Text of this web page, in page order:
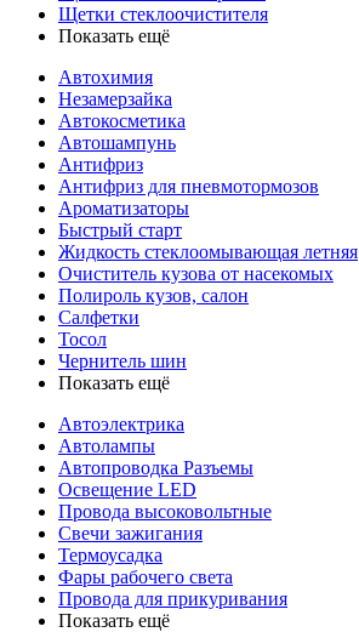
Щетки стеклоочистителя
Показать ещё
Автохимия
Незамерзайка
Автокосметика
Автошампунь
Антифриз
Антифриз для пневмотормозов
Ароматизаторы
Быстрый старт
Жидкость стеклоомывающая летняя
Очиститель кузова от насекомых
Полироль кузов, салон
Салфетки
Тосол
Чернитель шин
Показать ещё
Автоэлектрика
Автолампы
Автопроводка Разъемы
Освещение LED
Провода высоковольтные
Свечи зажигания
Термоусадка
Фары рабочего света
Провода для прикуривания
Показать ещё